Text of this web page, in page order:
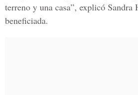
terreno y una casa”, explicó Sandra
beneficiada.